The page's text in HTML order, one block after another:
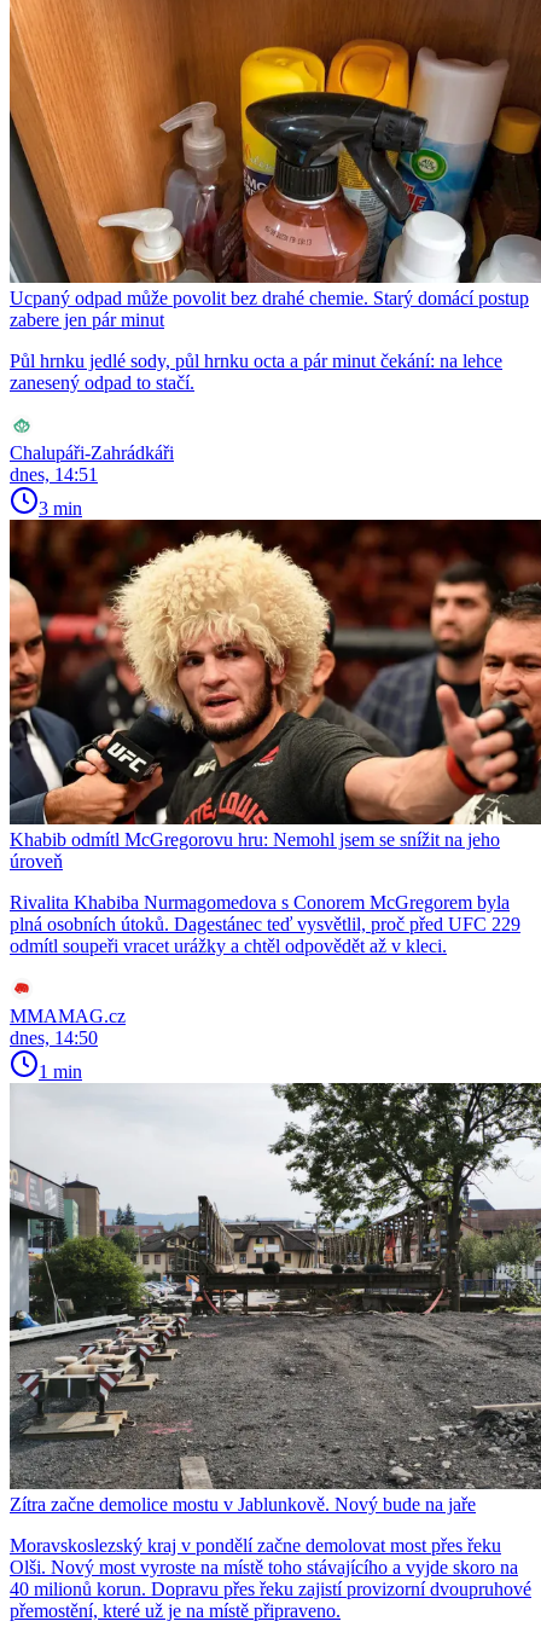
Ucpaný odpad může povolit bez drahé chemie. Starý domácí postup
zabere jen pár minut
Půl hrnku jedlé sody, půl hrnku octa a pár minut čekání: na lehce
zanesený odpad to stačí.
Chalupáři-Zahrádkáři
dnes, 14:51
3 min
Khabib odmítl McGregorovu hru: Nemohl jsem se snížit na jeho
úroveň
Rivalita Khabiba Nurmagomedova s Conorem McGregorem byla
plná osobních útoků. Dagestánec teď vysvětlil, proč před UFC 229
odmítl soupeři vracet urážky a chtěl odpovědět až v kleci.
MMAMAG.cz
dnes, 14:50
1 min
Zítra začne demolice mostu v Jablunkově. Nový bude na jaře
Moravskoslezský kraj v pondělí začne demolovat most přes řeku
Olši. Nový most vyroste na místě toho stávajícího a vyjde skoro na
40 milionů korun. Dopravu přes řeku zajistí provizorní dvoupruhové
přemostění, které už je na místě připraveno.